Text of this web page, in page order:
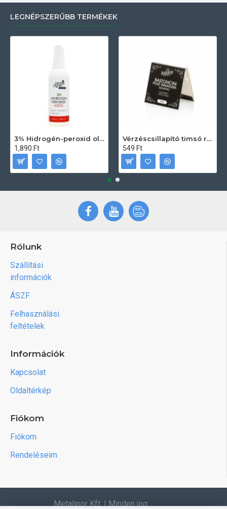
LEGNÉPSZERŰBB TERMÉKEK
3% Hidrogén-peroxid oldat (sebfertőtlenítő) 100ml
1,890 Ft
Vérzéscsillapító timsó rúd 20db
549 Ft
Rólunk
Szállítási
információk
ÁSZF
Felhasználási
feltételek
Információk
Kapcsolat
Oldaltérkép
Fiókom
Fiókom
Rendeléseim
Metalipor Kft. | Minden jog